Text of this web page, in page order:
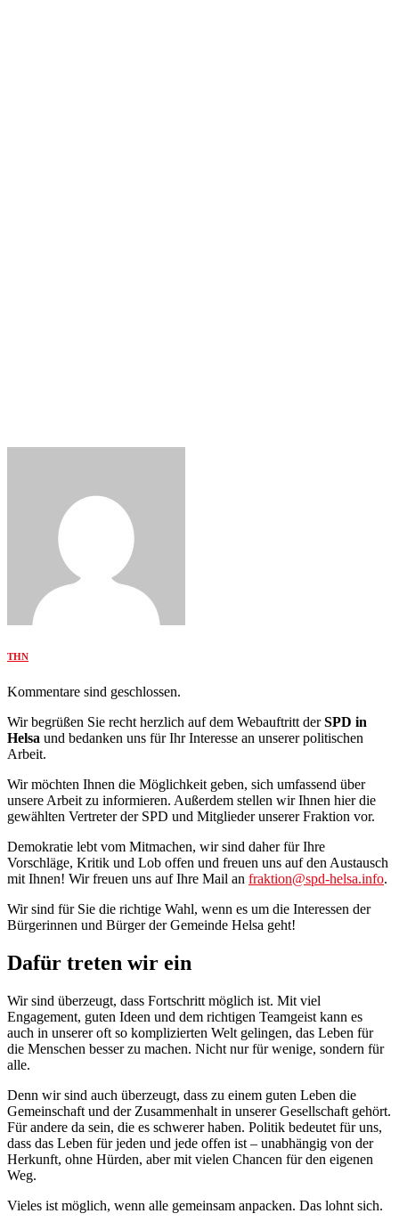
THN
Kommentare sind geschlossen.
Wir begrüßen Sie recht herzlich auf dem Webauftritt derSPD in
Helsa und bedanken uns für Ihr Interesse an unserer politischen
Arbeit.
Wir möchten Ihnen die Möglichkeit geben, sich umfassend über
unsere Arbeit zu informieren. Außerdem stellen wir Ihnen hier die
gewählten Vertreter der SPD und Mitglieder unserer Fraktion vor.
Demokratie lebt vom Mitmachen, wir sind daher für Ihre
Vorschläge, Kritik und Lob offen und freuen uns auf den Austausch
mit Ihnen! Wir freuen uns auf Ihre Mail an fraktion@spd-helsa.info.
Wir sind für Sie die richtige Wahl, wenn es um die Interessen der
Bürgerinnen und Bürger der Gemeinde Helsa geht!
Dafür treten wir ein
Wir sind überzeugt, dass Fortschritt möglich ist. Mit viel
Engagement, guten Ideen und dem richtigen Teamgeist kann es
auch in unserer oft so komplizierten Welt gelingen, das Leben für
die Menschen besser zu machen. Nicht nur für wenige, sondern für
alle.
Denn wir sind auch überzeugt, dass zu einem guten Leben die
Gemeinschaft und der Zusammenhalt in unserer Gesellschaft gehört.
Für andere da sein, die es schwerer haben. Politik bedeutet für uns,
dass das Leben für jeden und jede offen ist – unabhängig von der
Herkunft, ohne Hürden, aber mit vielen Chancen für den eigenen
Weg.
Vieles ist möglich, wenn alle gemeinsam anpacken. Das lohnt sich.